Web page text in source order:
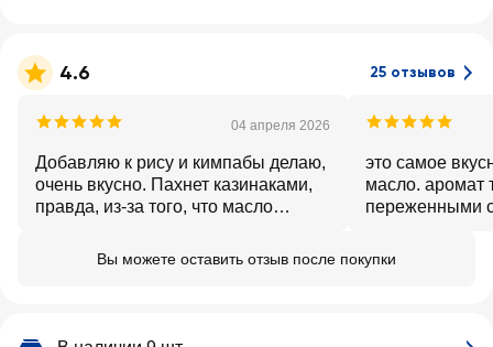
4.6 25 отзывов
04 апреля 2026
Добавляю к рису и кимпабы делаю,
очень вкусно. Пахнет казинаками,
правда, из-за того, что масло
это самое
масло. аромат
переженными
Вы можете оставить отзыв после покупки